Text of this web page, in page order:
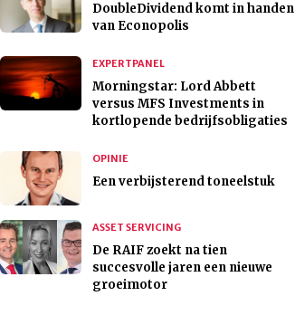
DoubleDividend komt in handen
van Econopolis
EXPERTPANEL
Morningstar: Lord Abbett
versus MFS Investments in
kortlopende bedrijfsobligaties
OPINIE
Een verbijsterend toneelstuk
ASSET SERVICING
De RAIF zoekt na tien
succesvolle jaren een nieuwe
groeimotor